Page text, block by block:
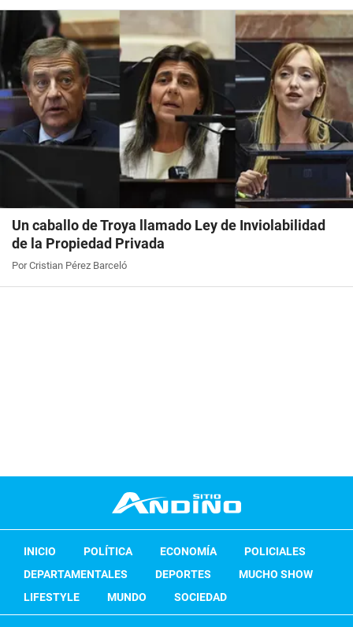
Un caballo de Troya llamado Ley de Inviolabilidad
de la Propiedad Privada
Por Cristian Pérez Barceló
INICIO POLÍTICA ECONOMÍA
POLICIALES
DEPARTAMENTALES
DEPORTES
MUCHO SHOW
LIFESTYLE
MUNDO SOCIEDAD